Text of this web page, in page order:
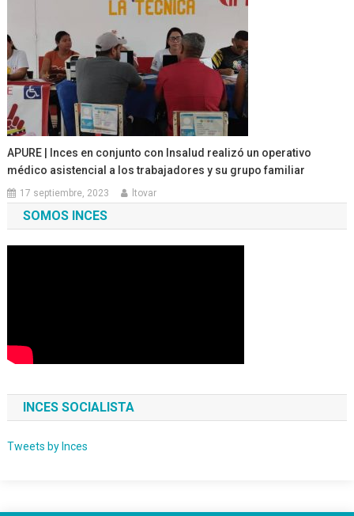
APURE | Inces en conjunto con Insalud realizó un operativo
médico asistencial a los trabajadores y su grupo familiar
17 septiembre, 2023 ltovar
SOMOS INCES
INCES SOCIALISTA
Tweets by Inces